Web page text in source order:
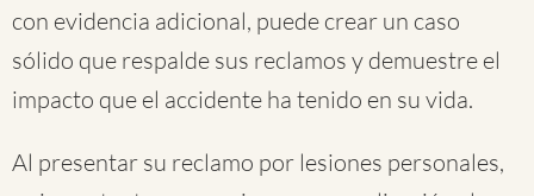
con evidencia adicional, puede crear un caso
sólido que respalde sus reclamos y demuestre el
impacto que el accidente ha tenido en su vida.
Al presentar su reclamo por lesiones personales,